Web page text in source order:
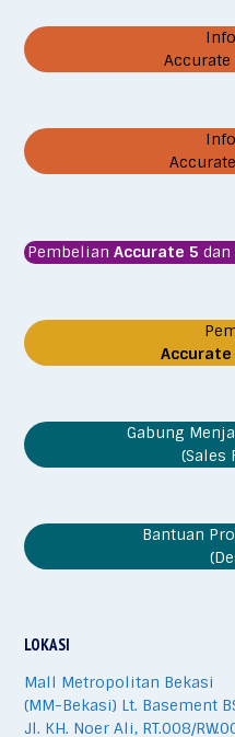
Accurate
Accurate
Pembelian Accurate 5 dan
Accurate
Gabung
(Sales
Bantuan
LOKASI
Mall Metropolitan Bekasi
(MM-Bekasi) Lt. Basement
Jl. KH. Noer Ali, RT.008/